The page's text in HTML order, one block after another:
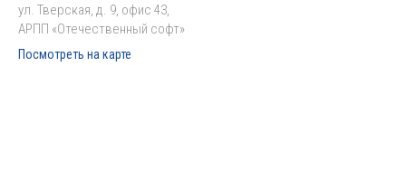
ул. Тверская, д. 9, офис 43,
АРПП «Отечественный софт»
Посмотреть на карте